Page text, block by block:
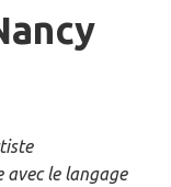
avec le langage